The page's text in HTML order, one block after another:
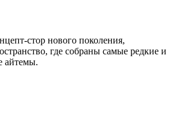
стор нового поколения,
где собраны самые редкие и
айтемы.